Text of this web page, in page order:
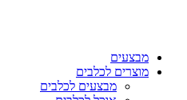
מבצעים
מוצרים לכלבים
מבצעים לכלבים